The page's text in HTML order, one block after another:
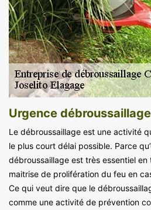
Urgence débroussaillage
Le débroussaillage est une activité
le plus court délai possible. Parce
débroussaillage est très essentiel
maitrise de prolifération du feu en
Ce qui veut dire que le
comme une activité de prévention